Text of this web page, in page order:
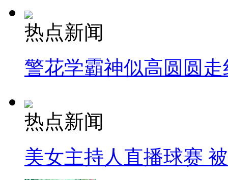
热点新闻
警花学霸神似高圆圆走
热点新闻
美女主持人直播球赛